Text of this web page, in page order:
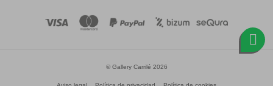
© Gallery Carrilé 2026